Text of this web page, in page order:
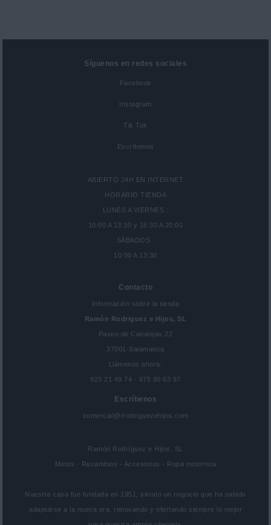
Síguenos en redes sociales
Facebook
Instagram
Tik Tok
Escríbenos
ABIERTO 24H EN INTERNET
HORARIO TIENDA
LUNES A VIERNES :
10:00 A 13:30 y 16:30 A 20:00
SÁBADOS :
10:00 A 13:30
Contacto
Información sobre la tienda
Ramón Rodriguez e Hijos, SL
Paseo de Canalejas 22
37001-Salamanca
Llámenos ahora:
923 21 49 74 - 675 90 63 97
Escríbenos
comercial@rrodriguezehijos.com
Ramón Rodríguez e Hijos, SL
Motos - Recambios - Accesorios - Ropa motorista
Nuestra casa fue fundada en 1951, siendo un negocio que ha sabido
adaptarse a la nueva era, renovando y ofertando siempre lo mejor